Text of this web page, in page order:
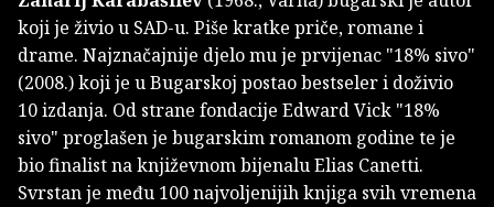
koji je živio u SAD-u. Piše kratke priče, romane i
drame. Najznačajnije djelo mu je prvijenac "18% sivo"
(2008.) koji je u Bugarskoj postao bestseler i doživio
10 izdanja. Od strane fondacije Edward Vick "18%
sivo" proglašen je bugarskim romanom godine te je
bio finalist na književnom bijenalu Elias Canetti.
Svrstan je među 100 najvoljenijih knjiga svih vremena